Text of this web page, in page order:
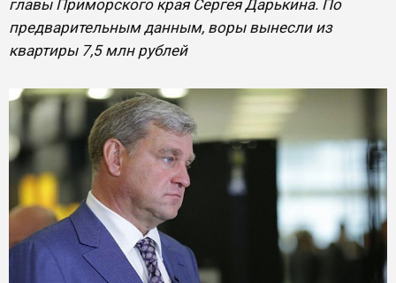
главы Приморского края Сергея Дарькина. По
предварительным данным, воры вынесли из
квартиры 7,5 млн рублей